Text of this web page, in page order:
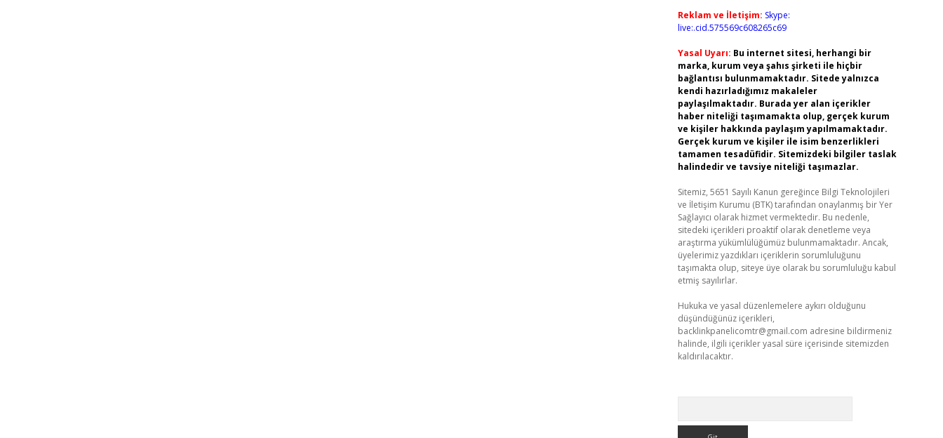
Reklam ve İletişim: Skype:
live:.cid.575569c608265c69
Yasal Uyarı: Bu internet sitesi, herhangi bir
marka, kurum veya şahıs şirketi ile hiçbir
bağlantısı bulunmamaktadır. Sitede yalnızca
kendi hazırladığımız makaleler
paylaşılmaktadır. Burada yer alan içerikler
haber niteliği taşımamakta olup, gerçek kurum
ve kişiler hakkında paylaşım yapılmamaktadır.
Gerçek kurum ve kişiler ile isim benzerlikleri
tamamen tesadüfidir. Sitemizdeki bilgiler taslak
halindedir ve tavsiye niteliği taşımazlar.
Sitemiz, 5651 Sayılı Kanun gereğince Bilgi Teknolojileri
ve İletişim Kurumu (BTK) tarafından onaylanmış bir Yer
Sağlayıcı olarak hizmet vermektedir. Bu nedenle,
sitedeki içerikleri proaktif olarak denetleme veya
araştırma yükümlülüğümüz bulunmamaktadır. Ancak,
üyelerimiz yazdıkları içeriklerin sorumluluğunu
taşımakta olup, siteye üye olarak bu sorumluluğu kabul
etmiş sayılırlar.
Hukuka ve yasal düzenlemelere aykırı olduğunu
düşündüğünüz içerikleri,
backlinkpanelicomtr@gmail.com adresine bildirmeniz
halinde, ilgili içerikler yasal süre içerisinde sitemizden
kaldırılacaktır.